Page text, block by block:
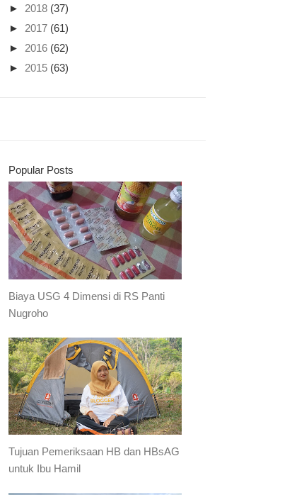
► 2018 (37)
► 2017 (61)
► 2016 (62)
► 2015 (63)
Popular Posts
Biaya USG 4 Dimensi di RS Panti
Nugroho
Tujuan Pemeriksaan HB dan HBsAG
untuk Ibu Hamil